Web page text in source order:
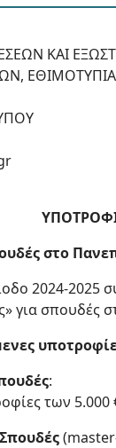
ΚΑΙ
στο
2024-2025
για σπουδές
:
των 5.000